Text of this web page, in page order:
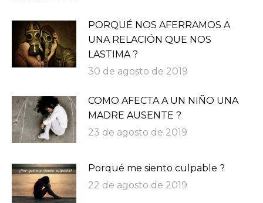
PORQUÉ NOS AFERRAMOS A
UNA RELACIÓN QUE NOS
LASTIMA ?
30 de agosto de 2019
COMO AFECTA A UN NIÑO UNA
MADRE AUSENTE ?
23 de agosto de 2019
Porqué me siento culpable ?
22 de agosto de 2019